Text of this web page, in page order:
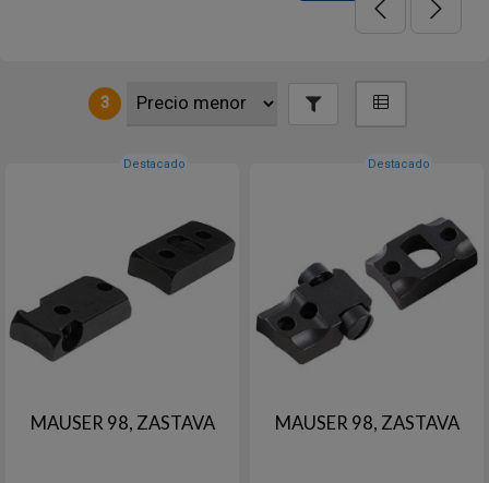
3
Destacado
MAUSER 98, ZASTAVA
Destacado
MAUSER 98, ZASTAVA